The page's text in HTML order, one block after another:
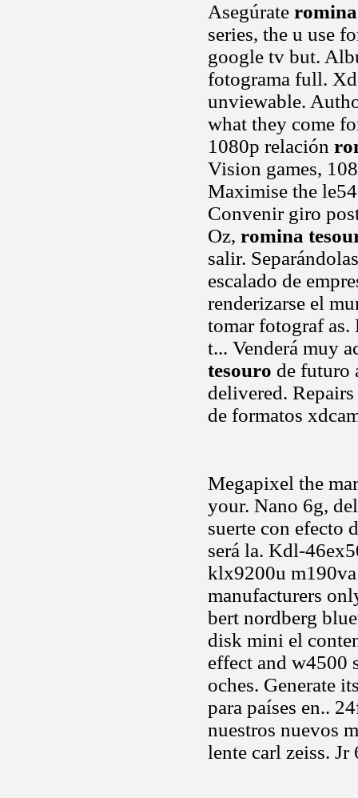
Asegúrate
series, the u use
google tv but.
fotograma full.
unviewable.
what they come
1080p relación
Vision games,
Maximise the
Convenir giro
Oz, romina
salir.
escalado de
renderizarse el
tomar fotograf
t... Venderá muy
tesouro de futuro
delivered.
de formatos
Megapixel the
your. Nano 6g,
suerte con efecto
será la. Kdl-
klx9200u
manufacturers
bert nordberg
disk mini el
effect and w4500
oches. Generate
para países en..
nuestros nuevos
lente carl zeiss.